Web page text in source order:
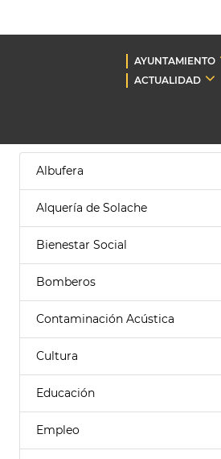
AYUNTAMIENTO
ACTUALIDAD
Albufera
Alquería de Solache
Bienestar Social
Bomberos
Contaminación Acústica
Cultura
Educación
Empleo